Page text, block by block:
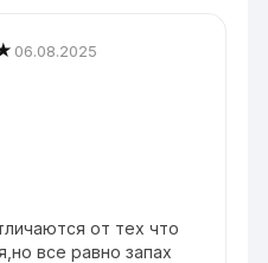
06.08.2025
от тех что
все равно запах